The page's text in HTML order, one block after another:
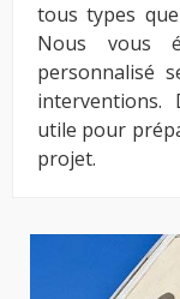
tous types
Nous vous
personnalisé
interventions.
utile pour
projet.